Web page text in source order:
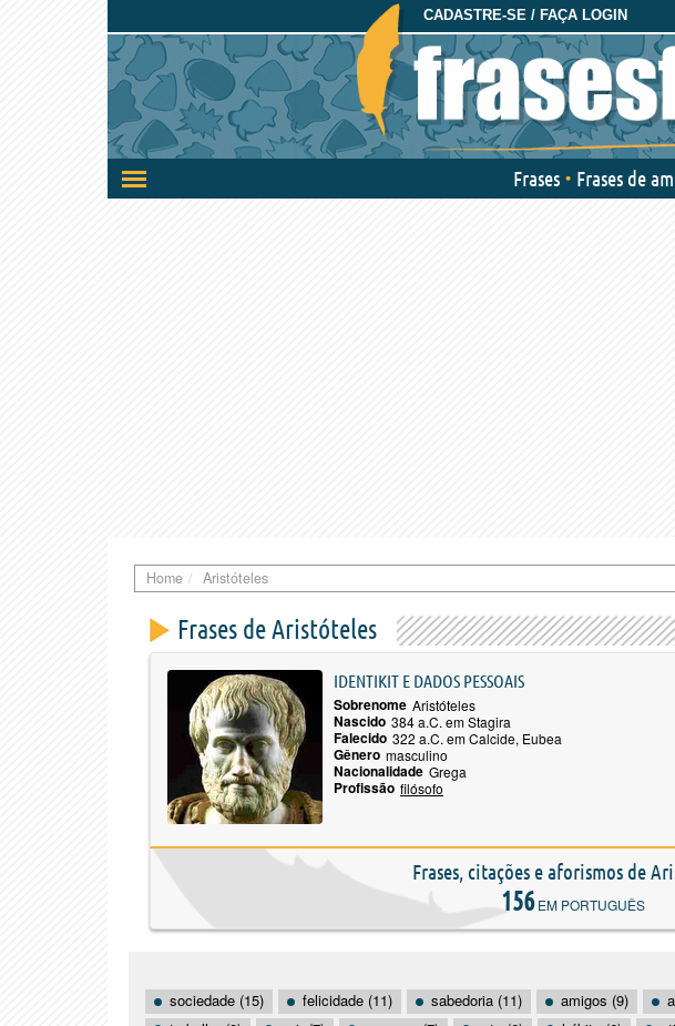
CADASTRE-SE / FAÇA LOGIN
Ativar/desativar
a
Frases Frases de
Home Aristóteles
Frases de Aristóteles
IDENTIKIT E DADOS PESSOAIS
Sobrenome Aristóteles
Nascido 384 a.C. em Stagira
Falecido 322 a.C. em Calcide, Eubea
Gênero masculino
Nacionalidade Grega
Profissão filósofo
Frases, citações e aforismos de
156EM PORTUGUÊS
sociedade (15) felicidade (11) sabedoria (11) amigos (9)